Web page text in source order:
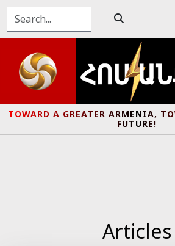
TOWARD A GREATER ARMENIA,
FUTURE!
Articles